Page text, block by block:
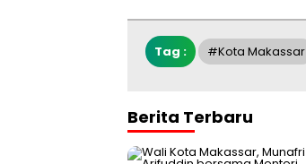
Tag : #Kota Makassar
Berita Terbaru